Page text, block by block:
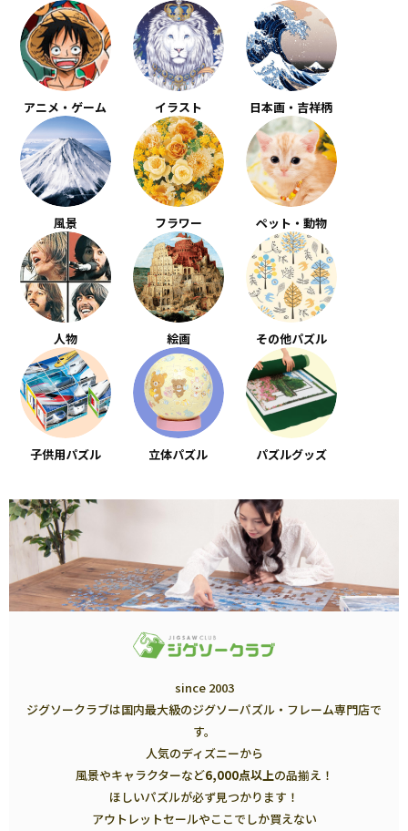
アニメ・ゲーム イラスト 日本画・吉祥柄
風景 フラワー ペット・動物
人物 絵画 その他パズル
子供用パズル 立体パズル パズルグッズ
since 2003
ジグソークラブは国内最大級のジグソーパズル・フレーム専門店で
す。
人気のディズニーから
風景やキャラクターなど6,000点以上の品揃え！
ほしいパズルが必ず見つかります！
アウトレットセールやここでしか買えない